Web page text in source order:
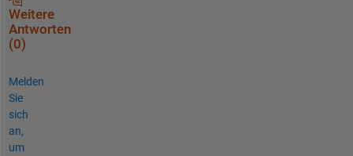
Weitere
Antworten
(0)
Melden
Sie
sich
an,
um